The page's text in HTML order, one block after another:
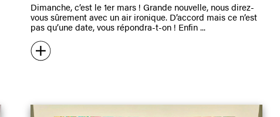
Dimanche, c’est le 1er mars ! Grande nouvelle, nous direz-
vous sûrement avec un air ironique. D’accord mais ce n’est
pas qu’une date, vous répondra-t-on ! Enfin